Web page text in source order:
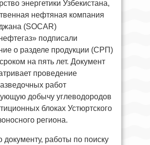
энергетики Узбекистана,
нефтяная компания
(SOCAR)
подписали
о разделе продукции (СРП)
на пять лет. Документ
проведение
работ
добычу углеводородов
блоках Устюртского
региона.
документу, работы по поиску